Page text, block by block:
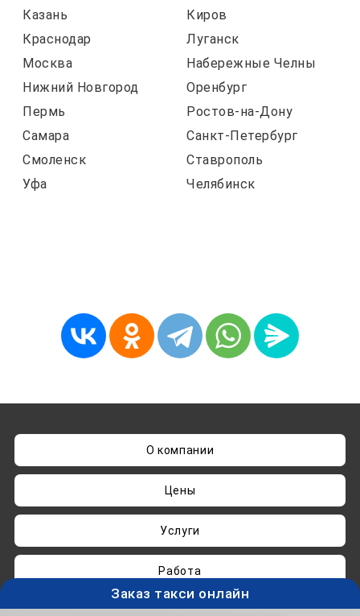
Казань
Киров
Краснодар
Луганск
Москва
Набережные Челны
Нижний Новгород
Оренбург
Пермь
Ростов-на-Дону
Самара
Санкт-Петербург
Смоленск
Ставрополь
Уфа
Челябинск
О компании
Цены
Услуги
Работа
Заказ такси онлайн